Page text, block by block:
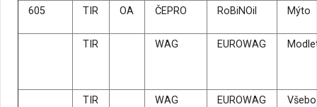
605
TIR OA ČEPRO RoBiNOil Mýto
TIR WAG EUROWAG
TIR WAG EUROWAG